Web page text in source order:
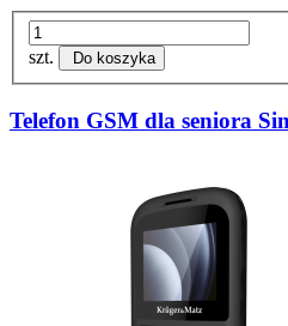
szt. Do koszyka
Telefon GSM dla seniora